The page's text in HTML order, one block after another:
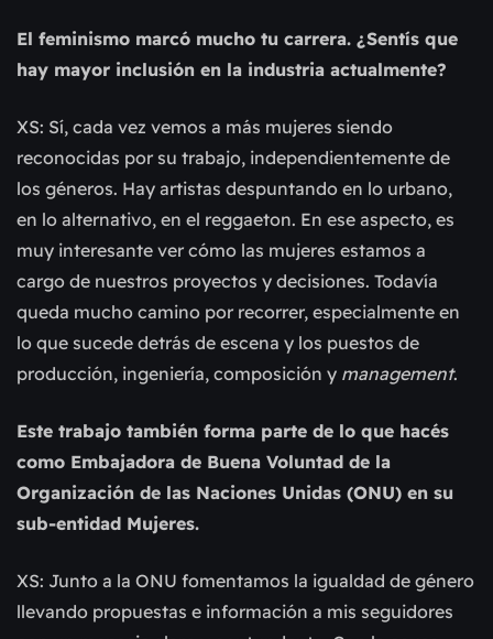
El feminismo marcó mucho tu carrera. ¿Sentís que
hay mayor inclusión en la industria actualmente?
XS: Sí, cada vez vemos a más mujeres siendo
reconocidas por su trabajo, independientemente de
los géneros. Hay artistas despuntando en lo urbano,
en lo alternativo, en el reggaeton. En ese aspecto, es
muy interesante ver cómo las mujeres estamos a
cargo de nuestros proyectos y decisiones. Todavía
queda mucho camino por recorrer, especialmente en
lo que sucede detrás de escena y los puestos de
producción, ingeniería, composición y management.
Este trabajo también forma parte de lo que hacés
como Embajadora de Buena Voluntad de la
Organización de las Naciones Unidas (ONU) en su
sub-entidad Mujeres.
XS: Junto a la ONU fomentamos la igualdad de género
llevando propuestas e información a mis seguidores